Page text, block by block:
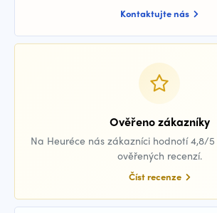
Kontaktujte nás
Ověřeno zákazníky
Na Heuréce nás zákazníci hodnotí 4,8/
ověřených recenzí.
Číst recenze